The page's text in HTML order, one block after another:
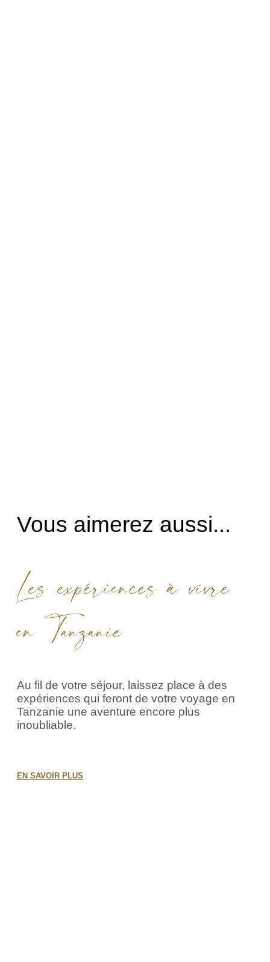
Vous aimerez aussi...
Les expériences à vivre
en Tanzanie
Au fil de votre séjour, laissez place à des
expériences qui feront de votre voyage en
Tanzanie une aventure encore plus
inoubliable.
EN SAVOIR PLUS